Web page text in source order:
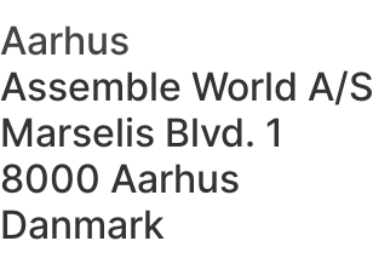
Aarhus
Assemble World A/S
Marselis Blvd. 1
8000 Aarhus
Danmark